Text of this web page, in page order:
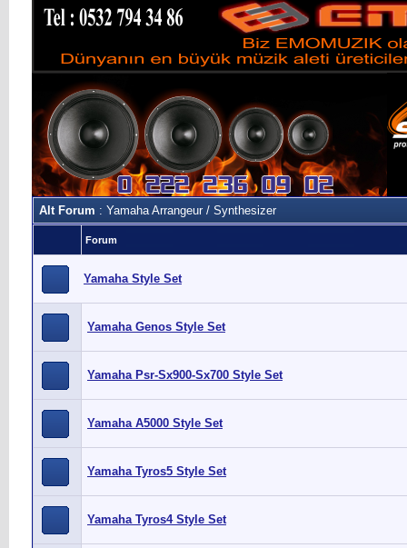
Alt Forum : Yamaha Arrangeur / Synthesizer
Forum
Yamaha Style Set
Yamaha Genos Style Set
Yamaha Psr-Sx900-Sx700 Style Set
Yamaha A5000 Style Set
Yamaha Tyros5 Style Set
Yamaha Tyros4 Style Set